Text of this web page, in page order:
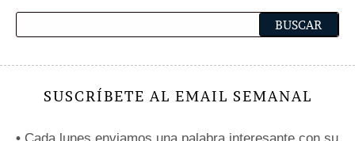
SUSCRÍBETE AL EMAIL SEMANAL